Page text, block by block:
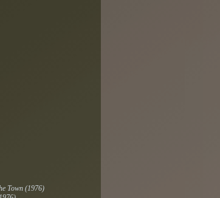
Town (1976)